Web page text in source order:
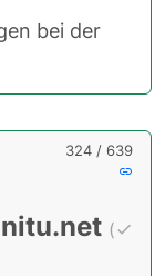
bei der
324 / 639
(